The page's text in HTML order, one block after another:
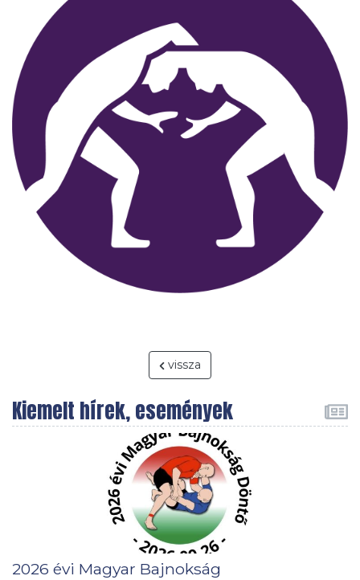
vissza
Kiemelt hírek, események
2026 évi Magyar Bajnokság